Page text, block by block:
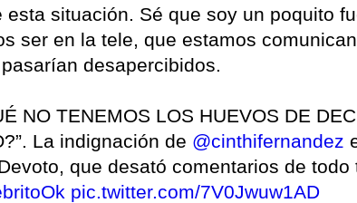
esta situación. Sé que soy un poquito
ser en la tele, que estamos
desapercibidos.
NO TENEMOS LOS HUEVOS DE
La indignación de @cinthifernandez
que desató comentarios de todo
pic.twitter.com/7V0Jwuw1AD